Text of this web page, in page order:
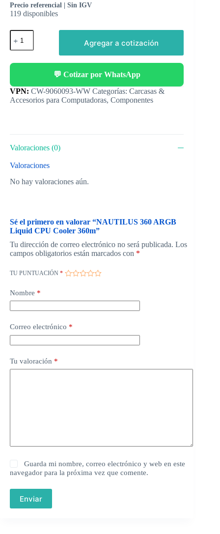
Precio referencial | Sin IGV
119 disponibles
Agregar a cotización
💬 Cotizar por WhatsApp
Categorías: Carcasas &
Accesorios para Computadoras, Componentes
Valoraciones (0)
Valoraciones
No hay valoraciones aún.
Sé el primero en valorar “NAUTILUS 360 ARGB
Liquid CPU Cooler 360m”
Tu dirección de correo electrónico no será publicada. Los
campos obligatorios están marcados con *
TU PUNTUACIÓN *
Nombre *
Correo electrónico *
Tu valoración *
Guarda mi nombre, correo electrónico y web en este
navegador para la próxima vez que comente.
Enviar